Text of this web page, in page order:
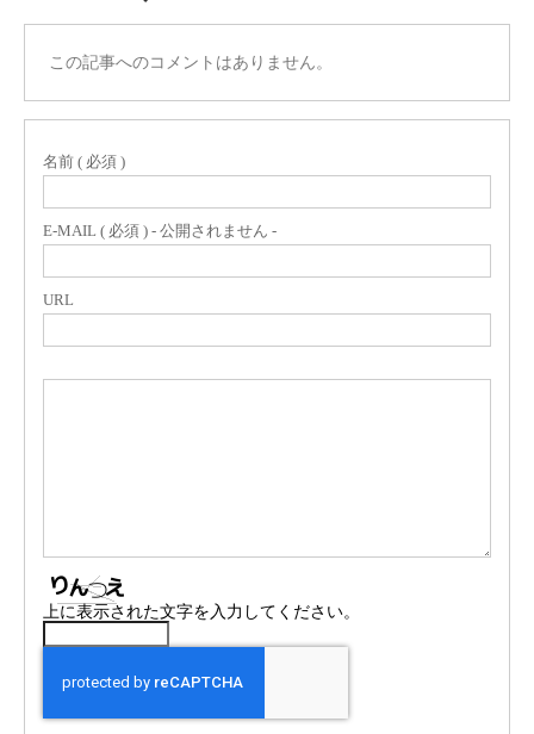
この記事へのコメントはありません。
名前 ( 必須 )
E-MAIL ( 必須 ) - 公開されません -
URL
上に表示された文字を入力してください。